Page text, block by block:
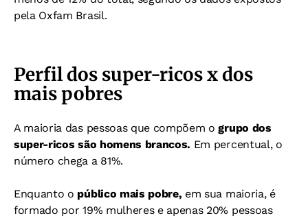
pela Oxfam Brasil.
Perfil dos super-ricos x dos
mais pobres
A maioria das pessoas que compõem ogrupo dos
super-ricos são homens brancos. Em percentual, o
número chega a 81%.
Enquanto o público mais pobre, em sua maioria, é
formado por 19% mulheres e apenas 20% pessoas